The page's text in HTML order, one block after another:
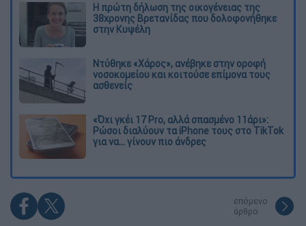
Η πρώτη δήλωση της οικογένειας της
38χρονης Βρετανίδας που δολοφονήθηκε
στην Κυψέλη
Ντύθηκε «Χάρος», ανέβηκε στην οροφή
νοσοκομείου και κοιτούσε επίμονα τους
ασθενείς
«Όχι γκέι 17 Pro, αλλά σπασμένο 11άρι»:
Ρώσοι διαλύουν τα iPhone τους στο TikTok
για να... γίνουν πιο άνδρες
επόμενο
άρθρο